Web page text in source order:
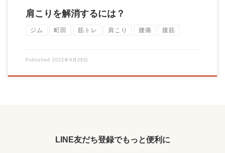
肩こりを解消するには？
ジム 町田 筋トレ 肩こり 腰痛 腹筋
Published 2022年4月28日
LINE友だち登録でもっと便利に